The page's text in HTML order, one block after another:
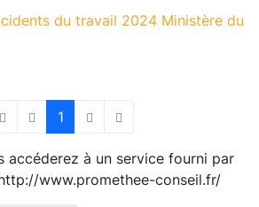
du travail 2024 Ministère du
First Page
Previous Page
1
Next Page
Last Page
accéderez à un service fourni par
www.promethee-conseil.fr/